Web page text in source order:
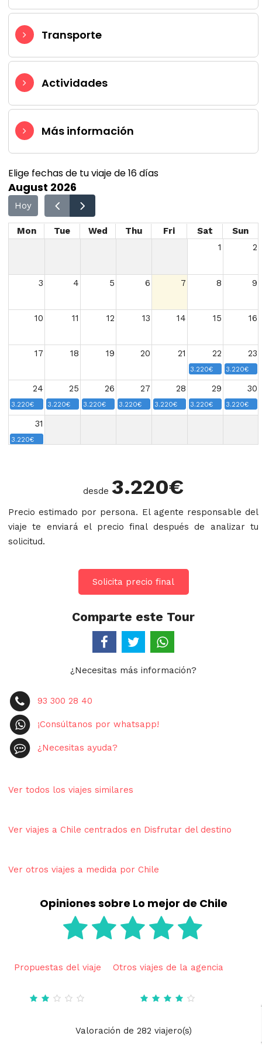
Transporte
Actividades
Más información
Elige fechas de tu viaje de 16 días
August 2026
Hoy
Mon Tue Wed Thu Fri Sat
Sun
1
2
3 4 5 6 7 8 9
10 11 12 13 14 15 16
17 18 19 20 21 22 23
3.220€ 3.220€
24 25 26 27 28 29 30
3.220€ 3.220€ 3.220€ 3.220€ 3.220€ 3.220€ 3.220€
31
3.220€
desde 3.220€
Precio estimado por persona. El agente responsable del
viaje te enviará el precio final después de analizar tu
solicitud.
Solicita precio final
Comparte este Tour
¿Necesitas más información?
93 300 28 40
¡Consúltanos por whatsapp!
¿Necesitas ayuda?
Ver todos los viajes similares
Ver viajes a Chile centrados en Disfrutar del destino
Ver otros viajes a medida por Chile
Opiniones sobre Lo mejor de Chile
Propuestas del viaje Otros viajes de la agencia
Valoración de 282 viajero(s)